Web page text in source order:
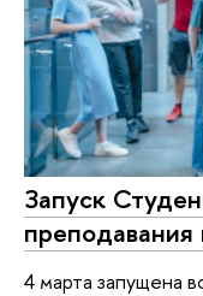
Запуск
4 марта запущена